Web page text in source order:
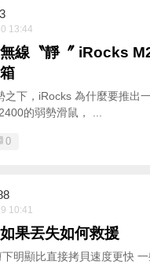
13:44
線〝靜〞 iRocks
之下，iRocks 為什麼要推出
的弱勢滑鼠， ...
0
10:41
果丟失如何救援
明顯比直接拷貝速度更快